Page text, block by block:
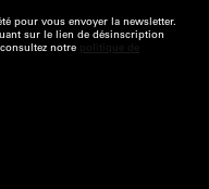
pour vous envoyer la newsletter.
sur le lien de désinscription
notre
politique de